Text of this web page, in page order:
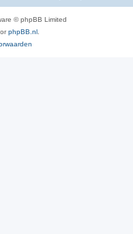
© phpBB Limited
phpBB.nl